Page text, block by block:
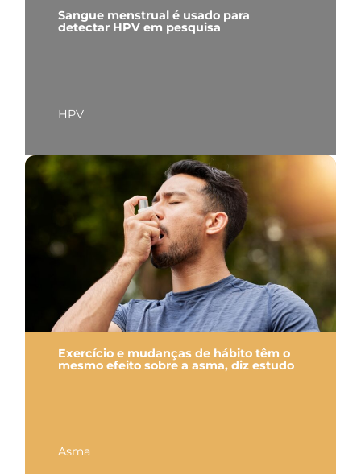
Sangue menstrual é usado para
detectar HPV em pesquisa
HPV
Exercício e mudanças de hábito têm o
mesmo efeito sobre a asma, diz estudo
Asma